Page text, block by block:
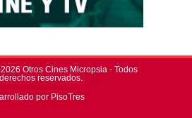
Otros Cines Micropsia - Todos
reservados.
por PisoTres